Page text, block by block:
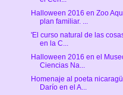
Halloween 2016 en Zoo
plan familiar. ...
'El curso natural de las
en la C...
Halloween 2016 en el
Ciencias Na...
Homenaje al poeta
Darío en el A...